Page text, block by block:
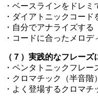
・ベースラインをドレミ
・ダイアトニックコード
・自分でアナライズする
・コードに合ったメロデ
（７）実践的なフレーズ
・ペンタトニックフレー
・クロマチック（半音
・よく登場するクロマチ